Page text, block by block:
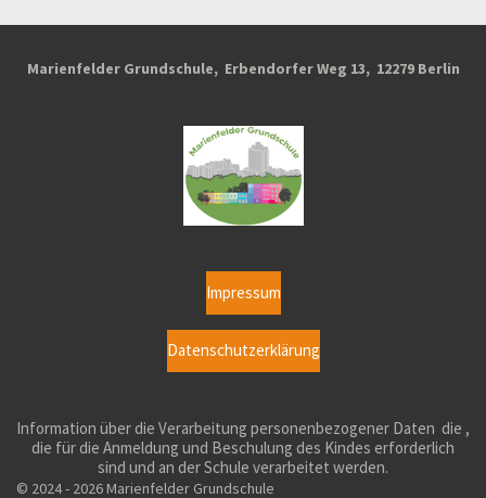
Marienfelder Grundschule, Erbendorfer Weg 13, 12279 Berlin
Impressum
Datenschutzerklärung
Information über die Verarbeitung personenbezogener Daten die ,
die für die Anmeldung und Beschulung des Kindes erforderlich
sind und an der Schule verarbeitet werden.
© 2024 - 2026 Marienfelder Grundschule